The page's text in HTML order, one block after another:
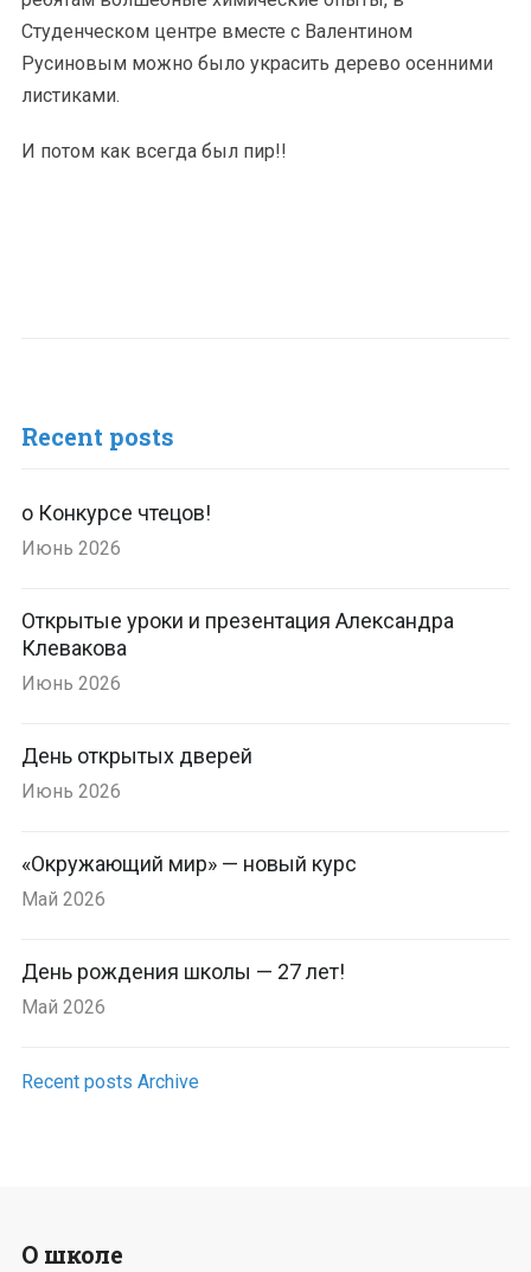
Студенческом центре вместе с Валентином
Русиновым можно было украсить дерево осенними
листиками.
И потом как всегда был пир!!
Recent posts
о Конкурсе чтецов!
Июнь 2026
Открытые уроки и презентация Александра
Клевакова
Июнь 2026
День открытых дверей
Июнь 2026
«Окружающий мир» — новый курс
Май 2026
День рождения школы — 27 лет!
Май 2026
Recent posts Archive
О школе